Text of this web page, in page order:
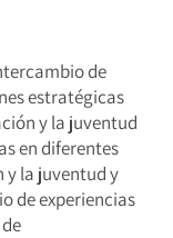
de
estratégicas
y la juventud
en diferentes
y la juventud y
de experiencias